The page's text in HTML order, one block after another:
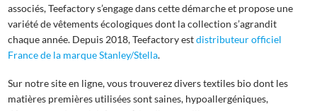
associés, Teefactory s’engage dans cette démarche et propose une
variété de vêtements écologiques dont la collection s’agrandit
chaque année. Depuis 2018, Teefactory estdistributeur officiel
France de la marque Stanley/Stella.
Sur notre site en ligne, vous trouverez divers textiles bio dont les
matières premières utilisées sont saines, hypoallergéniques,